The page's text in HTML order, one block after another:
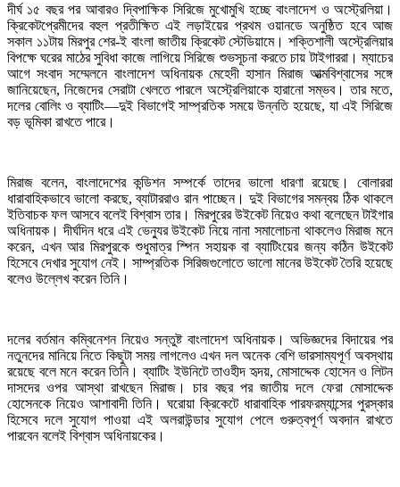
দীর্ঘ ১৫ বছর পর আবারও দ্বিপাক্ষিক সিরিজে মুখোমুখি হচ্ছে বাংলাদেশ ও অস্ট্রেলিয়া।
ক্রিকেটপ্রেমীদের বহুল প্রতীক্ষিত এই লড়াইয়ের প্রথম ওয়ানডে অনুষ্ঠিত হবে আজ
সকাল ১১টায় মিরপুর শের-ই বাংলা জাতীয় ক্রিকেট স্টেডিয়ামে। শক্তিশালী অস্ট্রেলিয়ার
বিপক্ষে ঘরের মাঠের সুবিধা কাজে লাগিয়ে সিরিজে শুভসূচনা করতে চায় টাইগাররা। ম্যাচের
আগে সংবাদ সম্মেলনে বাংলাদেশ অধিনায়ক মেহেদী হাসান মিরাজ আত্মবিশ্বাসের সঙ্গে
জানিয়েছেন, নিজেদের সেরাটা খেলতে পারলে অস্ট্রেলিয়াকে হারানো সম্ভব। তার মতে,
দলের বোলিং ও ব্যাটিং—দুই বিভাগেই সাম্প্রতিক সময়ে উন্নতি হয়েছে, যা এই সিরিজে
বড় ভূমিকা রাখতে পারে।
মিরাজ বলেন, বাংলাদেশের কন্ডিশন সম্পর্কে তাদের ভালো ধারণা রয়েছে। বোলাররা
ধারাবাহিকভাবে ভালো করছে, ব্যাটাররাও রান পাচ্ছেন। দুই বিভাগের সমন্বয় ঠিক থাকলে
ইতিবাচক ফল আসবে বলেই বিশ্বাস তার। মিরপুরের উইকেট নিয়েও কথা বলেছেন টাইগার
অধিনায়ক। দীর্ঘদিন ধরে এই ভেন্যুর উইকেট নিয়ে নানা সমালোচনা থাকলেও মিরাজ মনে
করেন, এখন আর মিরপুরকে শুধুমাত্র স্পিন সহায়ক বা ব্যাটিংয়ের জন্য কঠিন উইকেট
হিসেবে দেখার সুযোগ নেই। সাম্প্রতিক সিরিজগুলোতে ভালো মানের উইকেট তৈরি হয়েছে
বলেও উল্লেখ করেন তিনি।
দলের বর্তমান কম্বিনেশন নিয়েও সন্তুষ্ট বাংলাদেশ অধিনায়ক। অভিজ্ঞদের বিদায়ের পর
নতুনদের মানিয়ে নিতে কিছুটা সময় লাগলেও এখন দল অনেক বেশি ভারসাম্যপূর্ণ অবস্থায়
রয়েছে বলে মনে করেন তিনি। ব্যাটিং ইউনিটে তাওহীদ হৃদয়, মোসাদ্দেক হোসেন ও লিটন
দাসদের ওপর আস্থা রাখছেন মিরাজ। চার বছর পর জাতীয় দলে ফেরা মোসাদ্দেক
হোসেনকে নিয়েও আশাবাদী তিনি। ঘরোয়া ক্রিকেটে ধারাবাহিক পারফরম্যান্সের পুরস্কার
হিসেবে দলে সুযোগ পাওয়া এই অলরাউন্ডার সুযোগ পেলে গুরুত্বপূর্ণ অবদান রাখতে
পারবেন বলেই বিশ্বাস অধিনায়কের।